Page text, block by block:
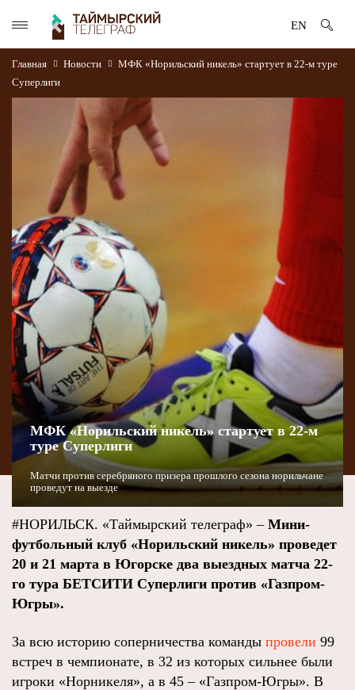
EN
Главная Новости
МФК «Норильский никель» стартует в 22-м туре
Суперлиги
МФК «Норильский никель» стартует в 22-м
туре Суперлиги
Матчи против серебряного призера прошлого сезона норильчане
проведут на выезде
#НОРИЛЬСК. «Таймырский телеграф» – Мини-
футбольный клуб «Норильский никель» проведет
20 и 21 марта в Югорске два выездных матча 22-
го тура БЕТСИТИ Суперлиги против «Газпром-
Югры».
За всю историю соперничества команды провели 99
встреч в чемпионате, в 32 из которых сильнее были
игроки «Норникеля», а в 45 – «Газпром-Югры». В